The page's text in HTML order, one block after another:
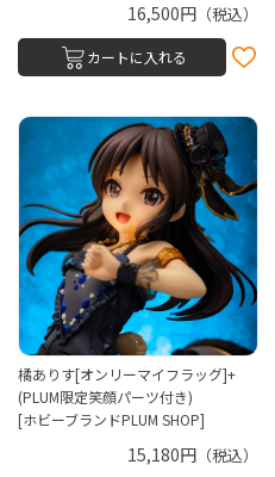
16,500円（税込）
カートに入れる
橘ありす[オンリーマイフラッグ]+
(PLUM限定笑顔パーツ付き)
[ホビーブランドPLUM SHOP]
15,180円（税込）